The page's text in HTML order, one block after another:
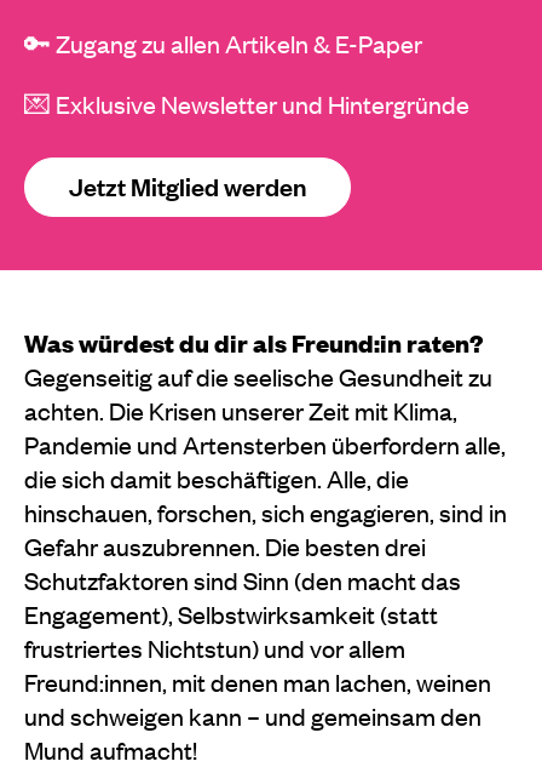
🔑 Zugang zu allen Artikeln & E-Paper
💌 Exklusive Newsletter und Hintergründe
Jetzt Mitglied werden
Was würdest du dir als Freund:in raten?
Gegenseitig auf die seelische Gesundheit zu
achten. Die Krisen unserer Zeit mit Klima,
Pandemie und Artensterben überfordern alle,
die sich damit beschäftigen. Alle, die
hinschauen, forschen, sich engagieren, sind in
Gefahr auszubrennen. Die besten drei
Schutzfaktoren sind Sinn (den macht das
Engagement), Selbstwirksamkeit (statt
frustriertes Nichtstun) und vor allem
Freund:innen, mit denen man lachen, weinen
und schweigen kann – und gemeinsam den
Mund aufmacht!